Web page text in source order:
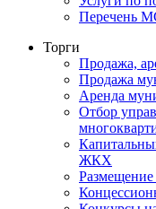
Перечень
Торги
Продажа,
Продажа
Аренда
Отбор
ЖКХ